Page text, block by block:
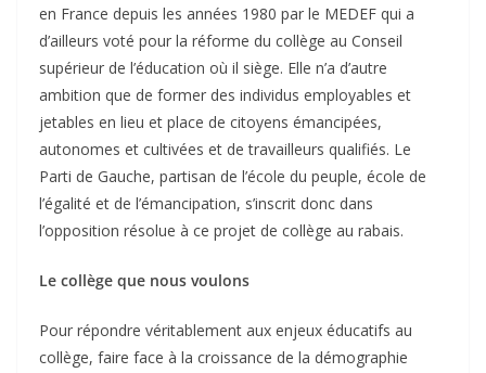
en France depuis les années 1980 par le MEDEF qui a
d’ailleurs voté pour la réforme du collège au Conseil
supérieur de l’éducation où il siège. Elle n’a d’autre
ambition que de former des individus employables et
jetables en lieu et place de citoyens émancipées,
autonomes et cultivées et de travailleurs qualifiés. Le
Parti de Gauche, partisan de l’école du peuple, école de
l’égalité et de l’émancipation, s’inscrit donc dans
l’opposition résolue à ce projet de collège au rabais.
Le collège que nous voulons
Pour répondre véritablement aux enjeux éducatifs au
collège, faire face à la croissance de la démographie